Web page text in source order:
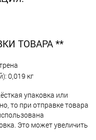
ТОВАРА **
0,019 кг
упаковка или
то при отправке товара
Это может увеличить